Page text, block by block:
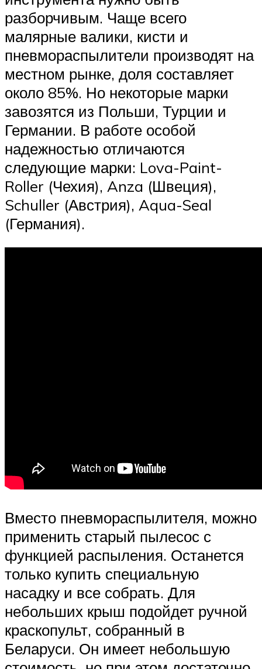
разборчивым. Чаще всего
малярные валики, кисти и
пневмораспылители производят на
местном рынке, доля составляет
около 85%. Но некоторые марки
завозятся из Польши, Турции и
Германии. В работе особой
надежностью отличаются
следующие марки: Lova-Paint-
Roller (Чехия), Anza (Швеция),
Schuller (Австрия), Aqua-Seal
(Германия).
Вместо пневмораспылителя, можно
применить старый пылесос с
функцией распыления. Останется
только купить специальную
насадку и все собрать. Для
небольших крыш подойдет ручной
краскопульт, собранный в
Беларуси. Он имеет небольшую